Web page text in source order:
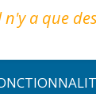
n'y a que